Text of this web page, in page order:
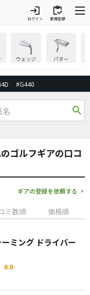
login
ログイン
inventory
新規登録
ウェッジ パター
#G440
search
ゴルフギアの口コ
ギアの登録を依頼する
ミ数順 価格順
ミング ドライバー
0.0